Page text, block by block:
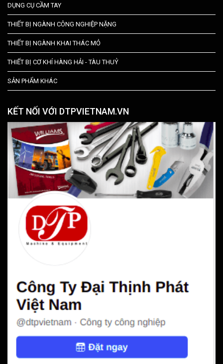
DỤNG CỤ CẦM TAY
THIẾT BỊ NGÀNH CÔNG NGHIỆP NẶNG
THIẾT BỊ NGÀNH KHAI THÁC MỎ
THIẾT BỊ CƠ KHÍ HÀNG HẢI - TÀU THUỶ
SẢN PHẨM KHÁC
KẾT NỐI VỚI DTPVIETNAM.VN